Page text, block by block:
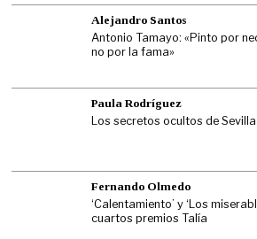
Alejandro Santos
Antonio Tamayo: «Pinto por
no por la fama»
Paula Rodríguez
Los secretos ocultos de Sevilla
Fernando Olmedo
‘Calentamiento’ y ‘Los
cuartos premios Talía